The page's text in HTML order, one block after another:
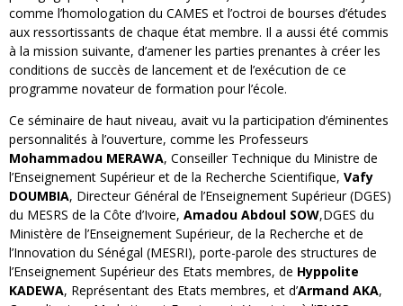
comme l’homologation du CAMES et l’octroi de bourses d’études
aux ressortissants de chaque état membre. Il a aussi été commis
à la mission suivante, d’amener les parties prenantes à créer les
conditions de succès de lancement et de l’exécution de ce
programme novateur de formation pour l’école.
Ce séminaire de haut niveau, avait vu la participation d’éminentes
personnalités à l’ouverture, comme les Professeurs
Mohammadou MERAWA, Conseiller Technique du Ministre de
l’Enseignement Supérieur et de la Recherche Scientifique, Vafy
DOUMBIA, Directeur Général de l’Enseignement Supérieur (DGES)
du MESRS de la Côte d’Ivoire, Amadou Abdoul SOW,DGES du
Ministère de l’Enseignement Supérieur, de la Recherche et de
l’Innovation du Sénégal (MESRI), porte-parole des structures de
l’Enseignement Supérieur des Etats membres, de Hyppolite
KADEWA, Représentant des Etats membres, et d’Armand AKA,